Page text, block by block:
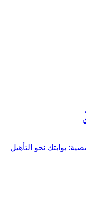
بوابتك نحو التأهيل